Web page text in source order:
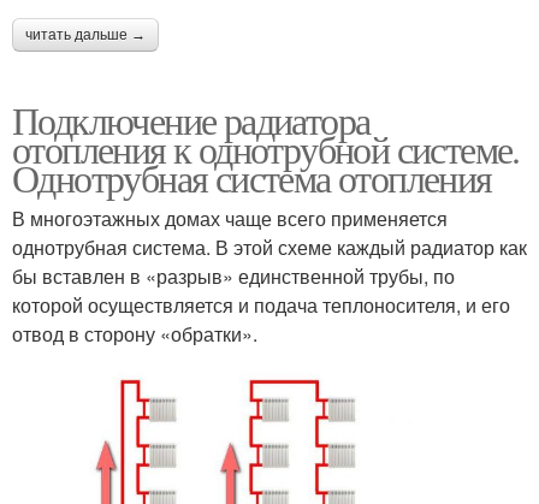
читать дальше →
Подключение радиатора
отопления к однотрубной системе.
Однотрубная система отопления
В многоэтажных домах чаще всего применяется
однотрубная система. В этой схеме каждый радиатор как
бы вставлен в «разрыв» единственной трубы, по
которой осуществляется и подача теплоносителя, и его
отвод в сторону «обратки».